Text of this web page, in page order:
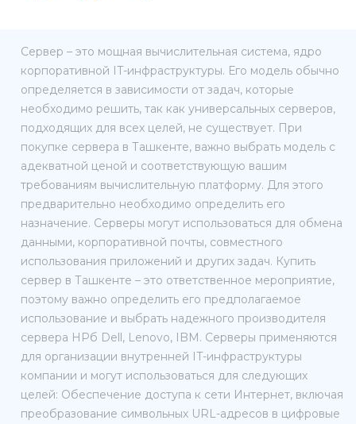
Сервер – это мощная вычислительная система, ядро
корпоративной IT-инфраструктуры. Его модель обычно
определяется в зависимости от задач, которые
необходимо решить, так как универсальных серверов,
подходящих для всех целей, не существует. При
покупке сервера в Ташкенте, важно выбрать модель с
адекватной ценой и соответствующую вашим
требованиям вычислительную платформу. Для этого
предварительно необходимо определить его
назначение. Серверы могут использоваться для обмена
данными, корпоративной почты, совместного
использования приложений и других задач. Купить
сервер в Ташкенте – это ответственное мероприятие,
поэтому важно определить его предполагаемое
использование и выбрать надежного производителя
сервера HPб Dell, Lenovo, IBM. Серверы применяются
для организации внутренней IT-инфраструктуры
компании и могут использоваться для следующих
целей: Обеспечение доступа к сети Интернет, включая
преобразование символьных URL-адресов в цифровые